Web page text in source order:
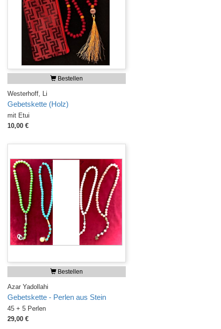
Bestellen
Westerhoff, Li
Gebetskette (Holz)
mit Etui
10,00 €
Bestellen
Azar Yadollahi
Gebetskette - Perlen aus Stein
45 + 5 Perlen
29,00 €